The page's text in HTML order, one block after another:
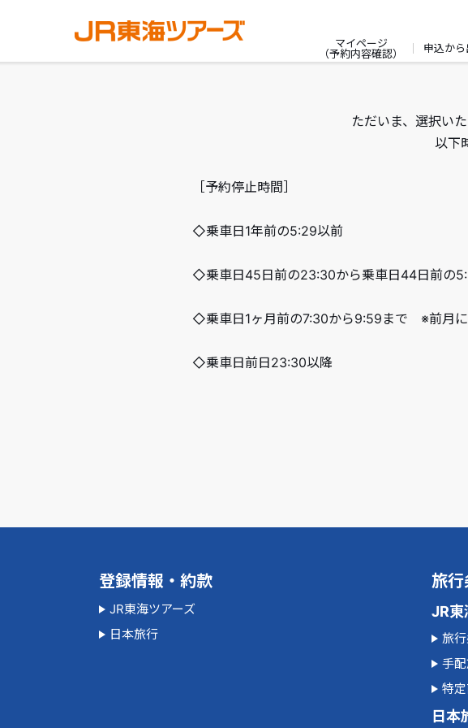
マイページ
（予約内容確認）
申込か
ただいま、選択い
以下
［予約停止時間］
◇乗車日1年前の5:29以前
◇乗車日45日前の23:30から乗車日44日前の
◇乗車日1ヶ月前の7:30から9:59まで ※前月に
◇乗車日前日23:30以降
登録情報・約款
JR東海ツアーズ
日本旅行
旅行
JR東
旅
手
特
日本